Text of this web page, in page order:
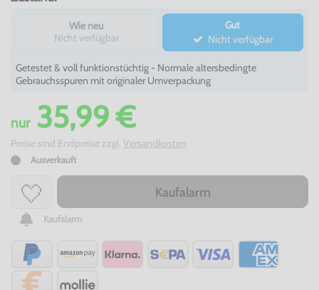
Wie neu
Nicht verfügbar
Gut
Nicht verfügbar
Getestet & voll funktionstüchtig - Normale altersbedingte
Gebrauchsspuren mit originaler Umverpackung
nur35,99 €
Preise sind Endpreise zzgl. Versandkosten
Ausverkauft
Kaufalarm
Kaufalarm